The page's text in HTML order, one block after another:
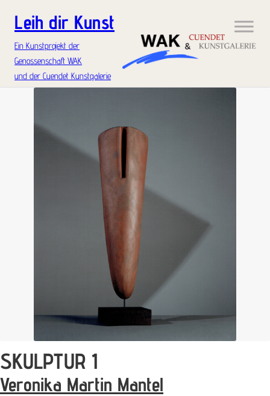
Leih dir Kunst
Ein Kunstprojekt der
Genossenschaft WAK
und der Cuendet Kunstgalerie
SKULPTUR 1
Veronika Martin Mantel